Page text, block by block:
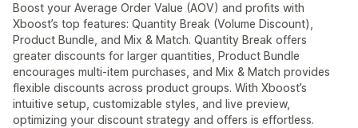
Boost your Average Order Value (AOV) and profits with
Xboost’s top features: Quantity Break (Volume Discount),
Product Bundle, and Mix & Match. Quantity Break offers
greater discounts for larger quantities, Product Bundle
encourages multi-item purchases, and Mix & Match provides
flexible discounts across product groups. With Xboost’s
intuitive setup, customizable styles, and live preview,
optimizing your discount strategy and offers is effortless.